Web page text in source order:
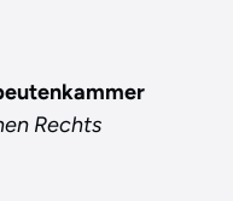
Rechts